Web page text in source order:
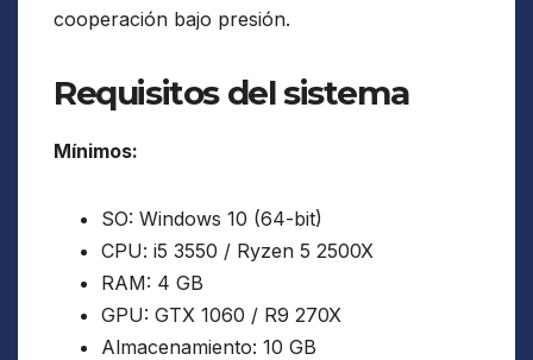
cooperación bajo presión.
Requisitos del sistema
Mínimos:
SO: Windows 10 (64-bit)
CPU: i5 3550 / Ryzen 5 2500X
RAM: 4 GB
GPU: GTX 1060 / R9 270X
Almacenamiento: 10 GB